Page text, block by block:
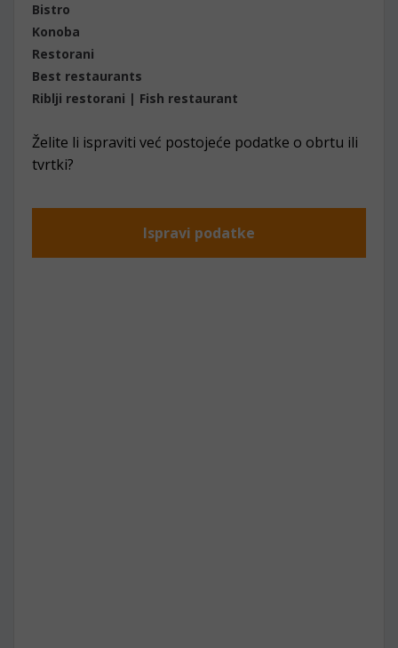
Bistro
Konoba
Restorani
Best restaurants
Riblji restorani | Fish restaurant
Želite li ispraviti već postojeće podatke o obrtu ili
tvrtki?
Ispravi podatke